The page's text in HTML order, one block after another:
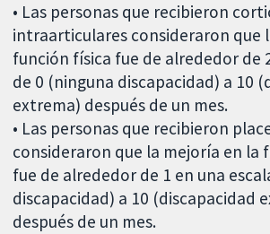
• Las personas que recibieron
intraarticulares consideraron que
función física fue de alrededor de
de 0 (ninguna discapacidad) a 10
extrema) después de un mes.
• Las personas que recibieron
consideraron que la mejoría en la
fue de alrededor de 1 en una
discapacidad) a 10 (discapacidad
después de un mes.